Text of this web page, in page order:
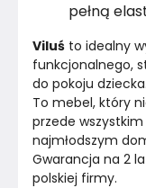
pełną
Viluś to idealny
funkcjonalnego,
do pokoju dziecka.
To mebel, który
przede
najmłodszym
Gwarancja na 2
polskiej firmy.